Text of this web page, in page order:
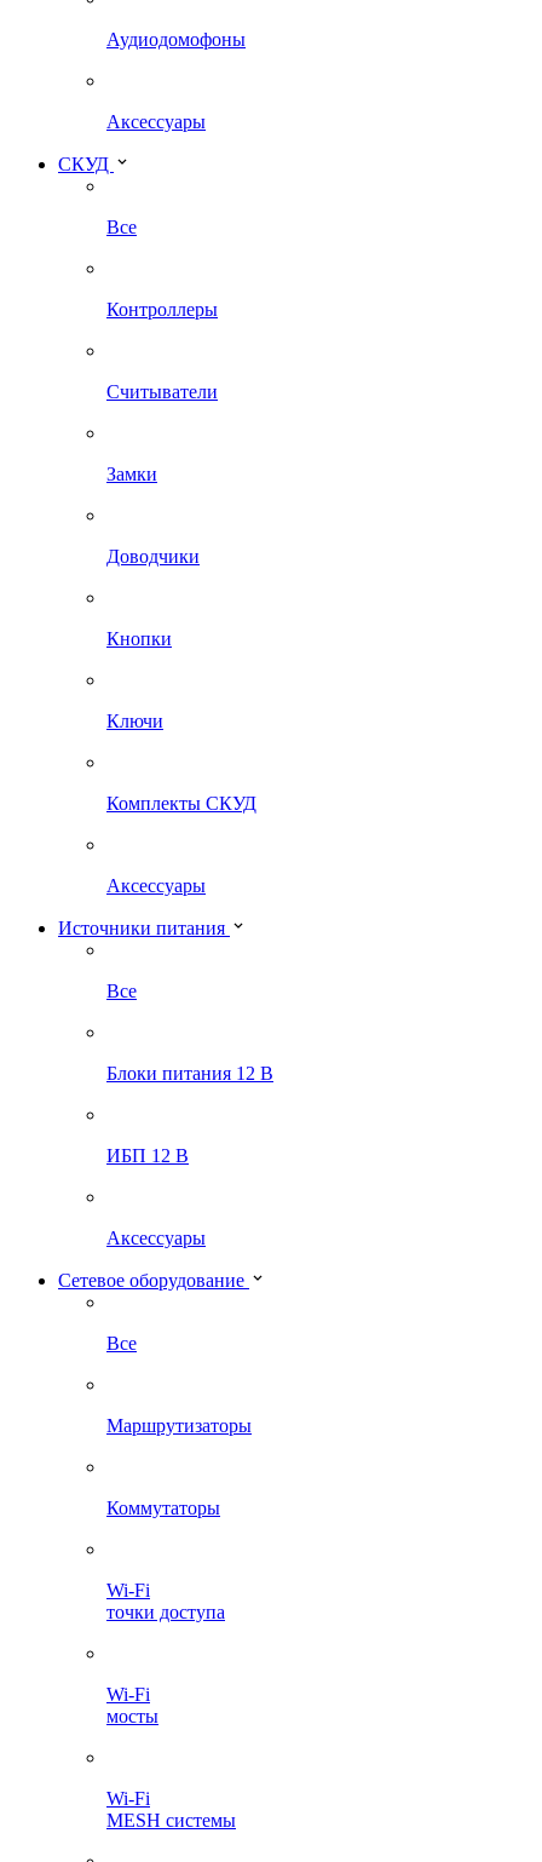
Аудиодомофоны
Аксессуары
СКУД
Все
Контроллеры
Считыватели
Замки
Доводчики
Кнопки
Ключи
Комплекты СКУД
Аксессуары
Источники питания
Все
Блоки питания 12 В
ИБП 12 В
Аксессуары
Сетевое оборудование
Все
Маршрутизаторы
Коммутаторы
Wi-Fi
точки доступа
Wi-Fi
мосты
Wi-Fi
MESH системы